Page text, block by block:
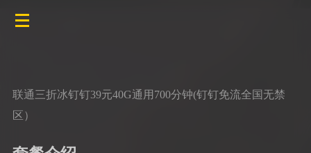
联通三折冰钉钉39元40G通用700分钟(钉钉免流全国无禁
区）